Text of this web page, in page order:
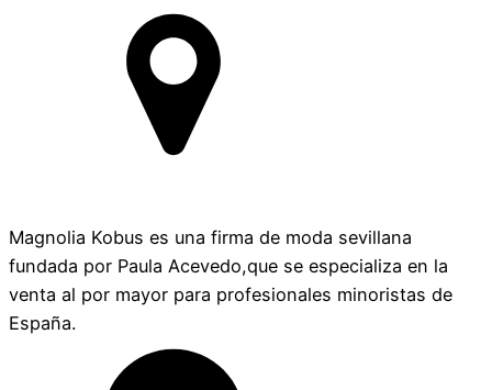
Magnolia Kobus es una firma de moda sevillana
fundada por Paula Acevedo,que se especializa en la
venta al por mayor para profesionales minoristas de
España.